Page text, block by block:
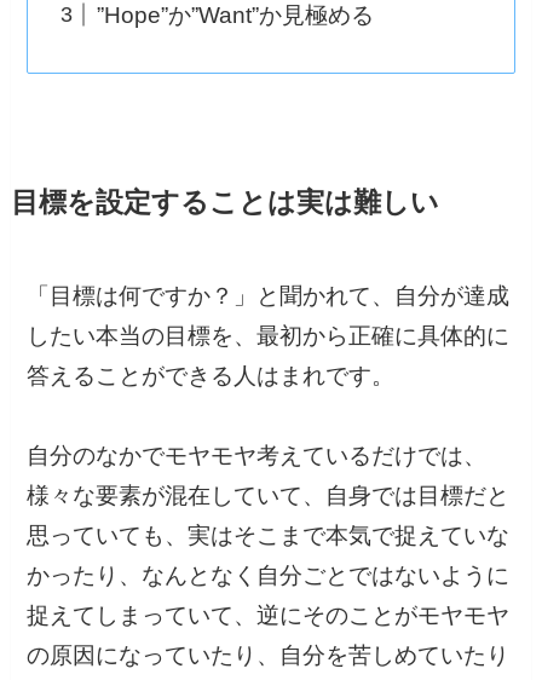
”Hope”か”Want”か見極める
目標を設定することは実は難しい
「目標は何ですか？」と聞かれて、自分が達成
したい本当の目標を、最初から正確に具体的に
答えることができる人はまれです。
自分のなかでモヤモヤ考えているだけでは、
様々な要素が混在していて、自身では目標だと
思っていても、実はそこまで本気で捉えていな
かったり、なんとなく自分ごとではないように
捉えてしまっていて、逆にそのことがモヤモヤ
の原因になっていたり、自分を苦しめていたり